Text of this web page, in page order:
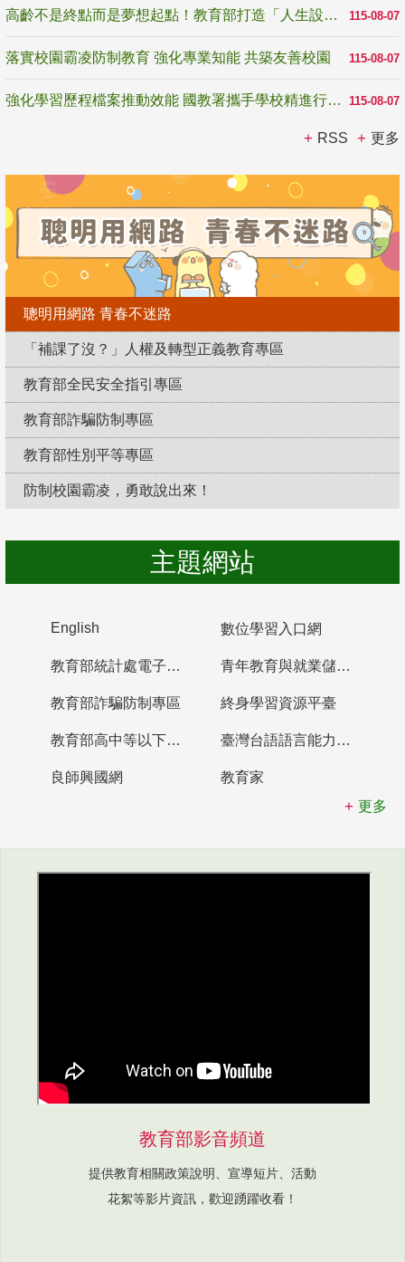
115-08-07
高齡不是終點而是夢想起點！教育部打造「人生設計夢工場」 參展第3屆高齡健康產業博覽會
115-08-07
落實校園霸凌防制教育 強化專業知能 共築友善校園
115-08-07
強化學習歷程檔案推動效能 國教署攜手學校精進行政與教學支持
RSS 更多
聰明用網路 青春不迷路
「補課了沒？」人權及轉型正義教育專區
教育部全民安全指引專區
教育部詐騙防制專區
教育部性別平等專區
防制校園霸凌，勇敢說出來！
主題網站
English 數位學習入口網
教育部統計處電子書櫃 青年教育與就業儲蓄帳戶
教育部詐騙防制專區 終身學習資源平臺
教育部高中等以下學校及幼兒園教師資格檢定考試 臺灣台語語言能力認證網站
良師興國網
教育家
更多
教育部影音頻道
提供教育相關政策說明、宣導短片、活動
花絮等影片資訊，歡迎踴躍收看！